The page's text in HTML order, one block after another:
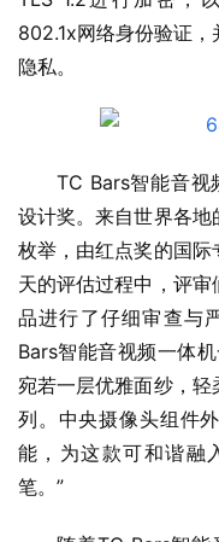
802.1x网络身份验证
隐私。
TC Bars智能音
设计奖。来自世界各
枚举，由红点奖的国
天的评估过程中，评
品进行了仔细审查与
Bars智能音视频一体
宛若一层优雅面纱，
列。中央摄像头组件
能，为这款可和谐融
笔。”